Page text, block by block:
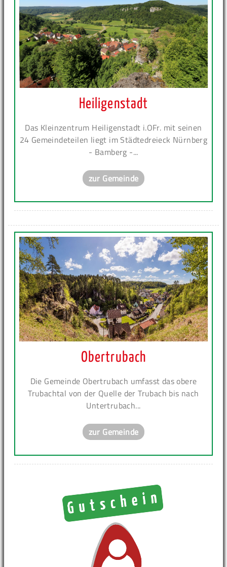
Heiligenstadt
Das Kleinzentrum Heiligenstadt i.OFr. mit seinen
24 Gemeindeteilen liegt im Städtedreieck Nürnberg
- Bamberg -...
zur Gemeinde
Obertrubach
Die Gemeinde Obertrubach umfasst das obere
Trubachtal von der Quelle der Trubach bis nach
Untertrubach...
zur Gemeinde